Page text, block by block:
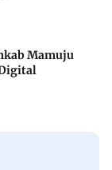
Mamuju